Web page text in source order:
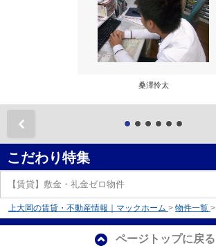
桑澤怜太
こだわり特集
【賃貸】敷金・礼金ゼロ物件
上大岡の賃貸・不動産情報｜マックホーム > 物件一覧 >
ページトップに戻る